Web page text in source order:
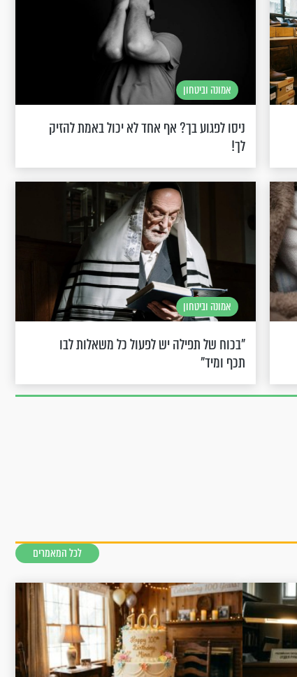
אמונה וביטחון
ניסו לפגוע בך? אף אחד לא יכול באמת להזיק
לך!
אמונה וביטחון
"בכוח של תפילה יש לפעול כל משאלות לבו
תכף ומיד"
לכל המאמרים